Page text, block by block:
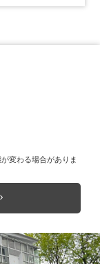
変わる場合がありま